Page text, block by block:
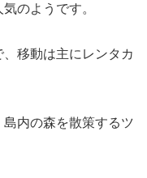
のようです。
移動は主にレンタカ
内の森を散策するツ